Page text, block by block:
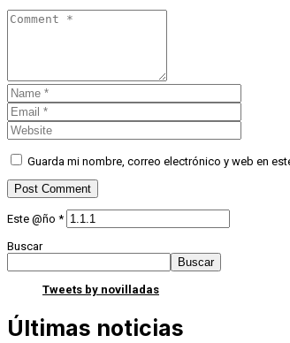
Guarda mi nombre, correo electrónico y web en
Este @ño *
Buscar
Buscar
Tweets by novilladas
Últimas noticias